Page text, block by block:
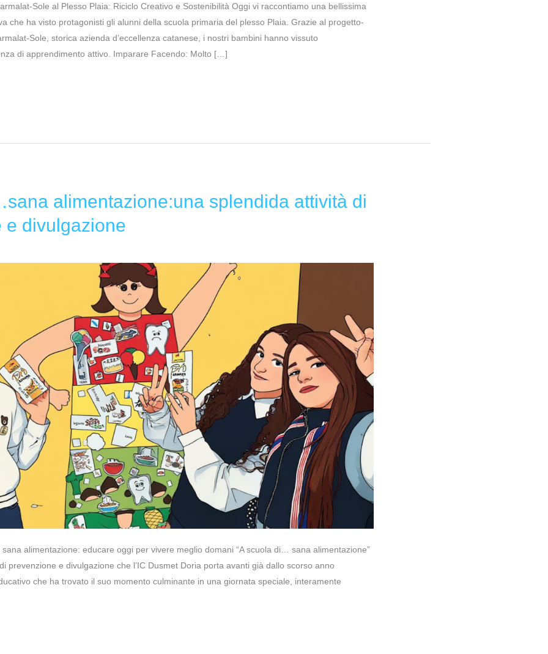
Sole al Plesso Plaia: Riciclo Creativo e Sostenibilità Oggi vi raccontiamo una bellissima
che ha visto protagonisti gli alunni della scuola primaria del plesso Plaia. Grazie al progetto-
Sole, storica azienda d’eccellenza catanese, i nostri bambini hanno vissuto
di apprendimento attivo. Imparare Facendo: Molto […]
alimentazione:una splendida attività di
e divulgazione
sana alimentazione: educare oggi per vivere meglio domani “A scuola di… sana alimentazione”
prevenzione e divulgazione che l’IC Dusmet Doria porta avanti già dallo scorso anno
che ha trovato il suo momento culminante in una giornata speciale, interamente